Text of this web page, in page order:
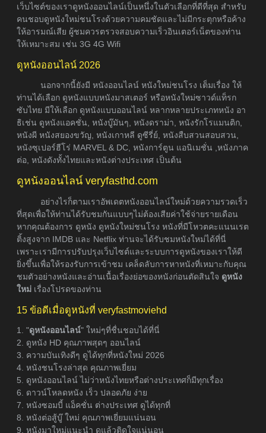
เว็บไซต์ของเราดูหนังออนไลน์เป็นหนึ่งในตัวเลือกที่ดีที่สุด สำหรับ
คนชอบดูหนังใหม่ชนโรงด้วยความคมชัดและไม่มีกระตุกหรือค้าง
ให้อารมณ์เสีย ผู้ชมควรตรวจสอบความเร็วอินเตอร์เน็ตของท่าน
ให้เหมาะสม เช่น 3G 4G Wifi
ดูหนังออนไลน์ 2026
นอกจากนี้ยังมี หนังออนไลน์ หนังใหม่ชนโรง เต็มเรื่อง ให้
ท่านได้เลือก ดูหนังแบบหนังมาสเตอร์ หรือหนังใหม่ซาวด์แท็รก
ซับไทย มีให้เลือก ดูหนังแบบออนไลน์ หลากหลายประเภทหนัง อา
ธิเช่น ดูหนังแอคชั่น, หนังบู๊มันๆ, หนังดราม่า, หนังรักโรแมนติก,
หนังผี หนังสยองขวัญ, หนังเกาหลี ดูซีรี่ย์, หนังสืบสวนสอบสวน,
หนังซุเปอร์ฮีโร่ MARVEL & DC, หนังการ์ตูน แอนิเมชั่น ,หนังภาค
ต่อ, หนังดังทั้งไทยและหนังต่างประเทศ เป็นต้น
ดูหนังออนไลน์ veryfasthd.com
อย่างไรก็ตามเราอัพเดตหนังออนไลน์ใหม่ด้วยความรวดเร็ว
ที่สุดเพื่อให้ท่านได้รับชมกันแบบๆไม่ต้องเสียค่าใช้จ่ายรายเดือน
หากคุณต้องการ ดูหนัง ดูหนังใหม่ชนโรง หนังที่มีโหวตคะแนนเรต
ติ้งสูงจาก IMDB และ Netflix ท่านจะได้รับชมหนังใหม่ได้ที่นี่
เพราะเรามีการปรับปรุงเว็บไซต์และระบบการดูหนังของเราให้ดี
ยิ่งขึ้นเพื่อให้รองรับการเข้าชม เคล็ดลับการหาหนังที่เหมาะกับคุณ
ชมตัวอย่างหนังและอ่านเนื้อเรื่องย่อของหนังก่อนตัดสินใจ ดูหนัง
ใหม่ เรื่องโปรดของท่าน
15 ข้อดีเมื่อดูหนังที่ veryfastmoviehd
1. "ดูหนังออนไลน์" ใหม่ๆที่ชื่นชอบได้ที่นี่
2. ดูหนัง HD คุณภาพสุดๆ ออนไลน์
3. ความบันเทิงดีๆ ดูได้ทุกที่หนังใหม่ 2026
4. หนังชนโรงล่าสุด คุณภาพเยี่ยม
5. ดูหนังออนไลน์ ไม่ว่าหนังไทยหรือต่างประเทศก็มีทุกเรื่อง
6. ดาวน์โหลดหนัง เร็ว ปลอดภัย ง่าย
7. หนังซอมบี้ แอ็คชั่น ต่างประเทศ ดูได้ทุกที่
8. หนังต่อสู้บู๊ ใหม่ คุณภาพเยี่ยมแน่นอน
9. หนังมาใหม่แนะนำ ดูแล้วติดใจแน่นอน